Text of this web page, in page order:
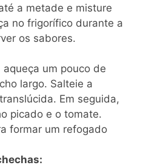
a metade e misture
no frigorífico durante a
os sabores.
um pouco de
largo. Salteie a
Em seguida,
picado e o tomate.
formar um refogado